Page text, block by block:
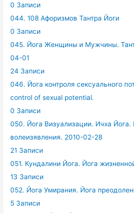
0 Записи
044. 108 Афоризмов Тантра Йоги
0 Записи
045. Йога Женщины и Мужчины.
04-01
24 Записи
046. Йога контроля сексуального
control of sexual potential.
0 Записи
050. Йога Визуализации. Ичха Йога.
волеизявления. 2010-02-28
21 Записи
051. Кундалини Йога. Йога
13 Записи
052. Йога Умирания. Йога
5 Записи